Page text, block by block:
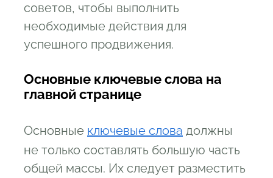
советов, чтобы выполнить
необходимые действия для
успешного продвижения.
Основные ключевые слова на
главной странице
Основные ключевые слова должны
не только составлять большую часть
общей массы. Их следует разместить